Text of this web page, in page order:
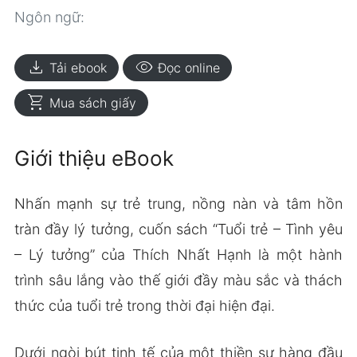
Ngôn ngữ:
download Tải ebook visibility Đọc online
shopping_cart Mua sách giấy
Giới thiệu eBook
Nhấn mạnh sự trẻ trung, nồng nàn và tâm hồn
tràn đầy lý tưởng, cuốn sách “Tuổi trẻ – Tình yêu
– Lý tưởng” của Thích Nhất Hạnh là một hành
trình sâu lắng vào thế giới đầy màu sắc và thách
thức của tuổi trẻ trong thời đại hiện đại.
Dưới ngòi bút tinh tế của một thiền sư hàng đầu